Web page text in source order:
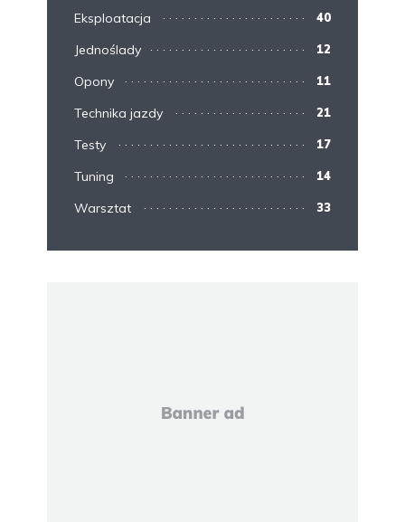
Eksploatacja 40
Jednoślady 12
Opony 11
Technika jazdy 21
Testy 17
Tuning 14
Warsztat 33